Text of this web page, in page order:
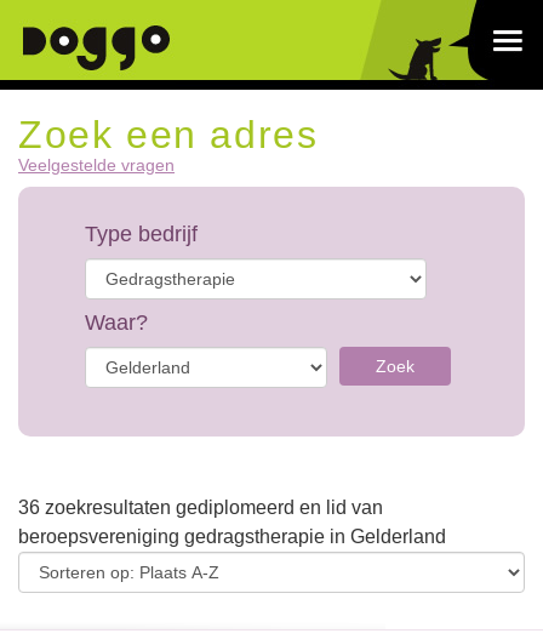
Zoek een adres
Veelgestelde vragen
Type bedrijf
Waar?
Zoek
36 zoekresultaten gediplomeerd en lid van
beroepsvereniging gedragstherapie in Gelderland